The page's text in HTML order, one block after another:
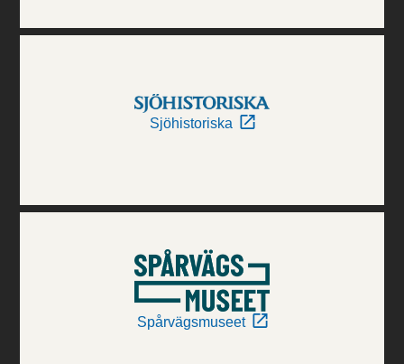
Sjöhistoriska
Spårvägsmuseet